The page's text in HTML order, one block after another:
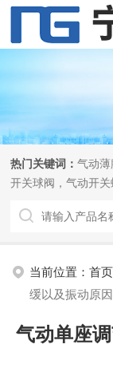
热门关键词：气动
开关球阀，气动开
当前位置：首页
缓以及振动原
气动单座